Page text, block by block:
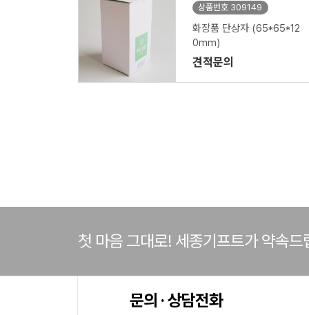
상품번호 309149
화장품 단상자 (65*65*12
0mm)
견적문의
첫 마음 그대로! 세종기프트가 약속드
문의 · 상담전화